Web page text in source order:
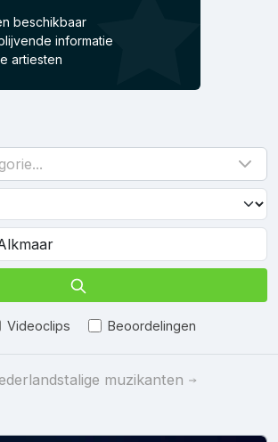
beschikbaar
informatie
artiesten
Videoclips Beoordelingen
muzikanten